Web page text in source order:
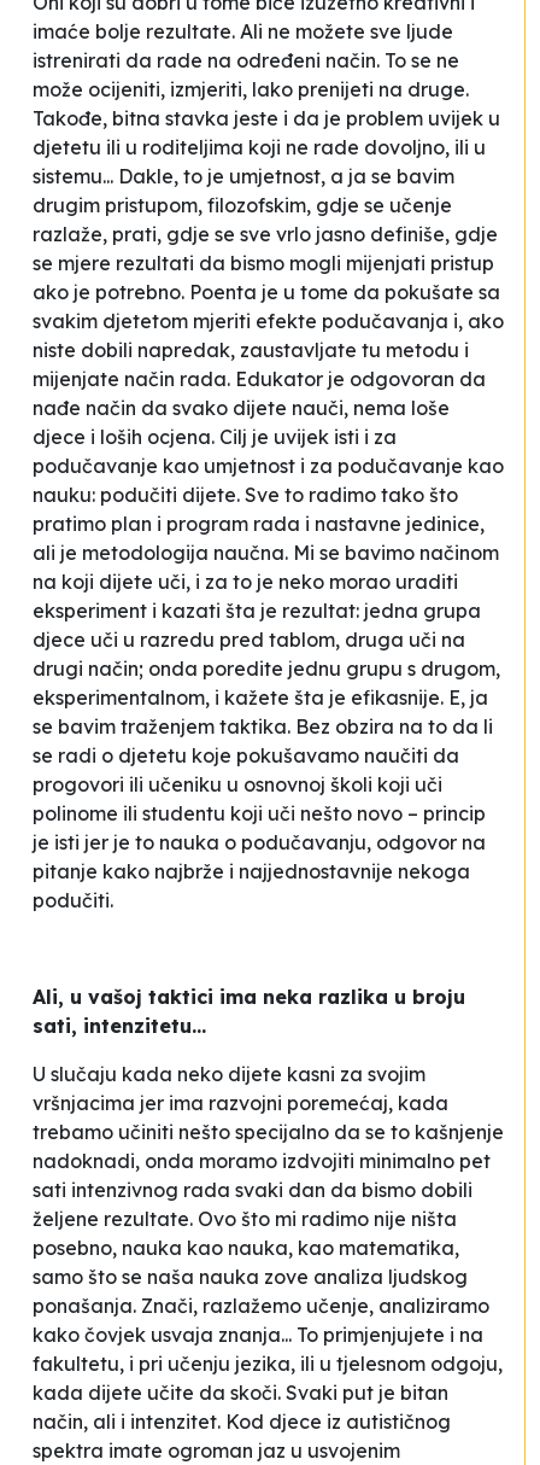
imaće bolje rezultate. Ali ne možete sve ljude
istrenirati da rade na određeni način. To se ne
može ocijeniti, izmjeriti, lako prenijeti na druge.
Takođe, bitna stavka jeste i da je problem uvijek u
djetetu ili u roditeljima koji ne rade dovoljno, ili u
sistemu... Dakle, to je umjetnost, a ja se bavim
drugim pristupom, filozofskim, gdje se učenje
razlaže, prati, gdje se sve vrlo jasno definiše, gdje
se mjere rezultati da bismo mogli mijenjati pristup
ako je potrebno. Poenta je u tome da pokušate sa
svakim djetetom mjeriti efekte podučavanja i, ako
niste dobili napredak, zaustavljate tu metodu i
mijenjate način rada. Edukator je odgovoran da
nađe način da svako dijete nauči, nema loše
djece i loših ocjena. Cilj je uvijek isti i za
podučavanje kao umjetnost i za podučavanje kao
nauku: podučiti dijete. Sve to radimo tako što
pratimo plan i program rada i nastavne jedinice,
ali je metodologija naučna. Mi se bavimo načinom
na koji dijete uči, i za to je neko morao uraditi
eksperiment i kazati šta je rezultat: jedna grupa
djece uči u razredu pred tablom, druga uči na
drugi način; onda poredite jednu grupu s drugom,
eksperimentalnom, i kažete šta je efikasnije. E, ja
se bavim traženjem taktika. Bez obzira na to da li
se radi o djetetu koje pokušavamo naučiti da
progovori ili učeniku u osnovnoj školi koji uči
polinome ili studentu koji uči nešto novo – princip
je isti jer je to nauka o podučavanju, odgovor na
pitanje kako najbrže i najjednostavnije nekoga
podučiti.
Ali, u vašoj taktici ima neka razlika u broju
sati, intenzitetu...
U slučaju kada neko dijete kasni za svojim
vršnjacima jer ima razvojni poremećaj, kada
trebamo učiniti nešto specijalno da se to kašnjenje
nadoknadi, onda moramo izdvojiti minimalno pet
sati intenzivnog rada svaki dan da bismo dobili
željene rezultate. Ovo što mi radimo nije ništa
posebno, nauka kao nauka, kao matematika,
samo što se naša nauka zove analiza ljudskog
ponašanja. Znači, razlažemo učenje, analiziramo
kako čovjek usvaja znanja... To primjenjujete i na
fakultetu, i pri učenju jezika, ili u tjelesnom odgoju,
kada dijete učite da skoči. Svaki put je bitan
način, ali i intenzitet. Kod djece iz autističnog
spektra imate ogroman jaz u usvojenim